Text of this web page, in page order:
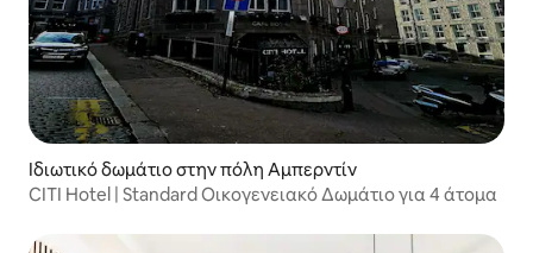
Ιδιωτικό δωμάτιο στην πόλη Αμπερντίν
CITI Hotel | Standard Οικογενειακό Δωμάτιο για 4 άτομα